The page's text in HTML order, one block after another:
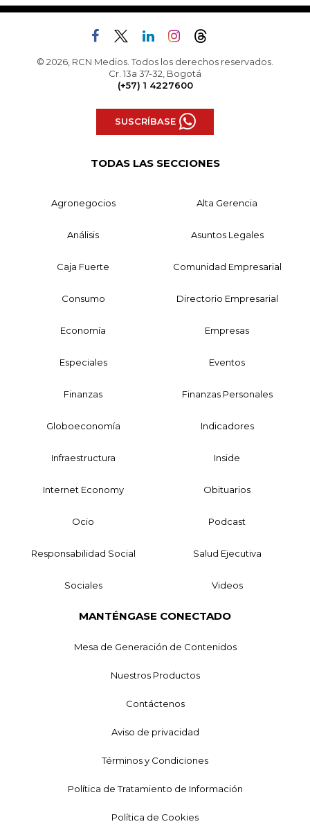
© 2026, RCN Medios. Todos los derechos reservados.
Cr. 13a 37-32, Bogotá
(+57) 1 4227600
SUSCRÍBASE
TODAS LAS SECCIONES
Agronegocios Alta Gerencia
Análisis Asuntos Legales
Caja Fuerte Comunidad Empresarial
Consumo Directorio Empresarial
Economía Empresas
Especiales Eventos
Finanzas Finanzas Personales
Globoeconomía Indicadores
Infraestructura Inside
Internet Economy Obituarios
Ocio Podcast
Responsabilidad Social Salud Ejecutiva
Sociales Videos
MANTÉNGASE CONECTADO
Mesa de Generación de Contenidos
Nuestros Productos
Contáctenos
Aviso de privacidad
Términos y Condiciones
Política de Tratamiento de Información
Política de Cookies